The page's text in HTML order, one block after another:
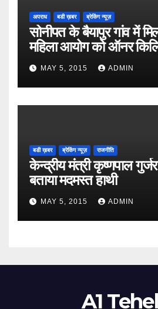
अपराध बडी ख़बर ब्रेकिंग न्यूज़
सोनीपत के बैयापुर गांव में
महिला आयोग को ऑनर
MAY 5, 2015 ADMIN
बडी ख़बर ब्रेकिंग न्यूज़ राजनीति
केन्द्रीय मंत्री कृष्णपाल
बताया मदमस्त हाथी
MAY 5, 2015 ADMIN
A1